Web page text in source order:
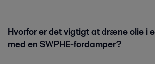
Hvorfor er det vigtigt at dræne olie i
med en SWPHE-fordamper?